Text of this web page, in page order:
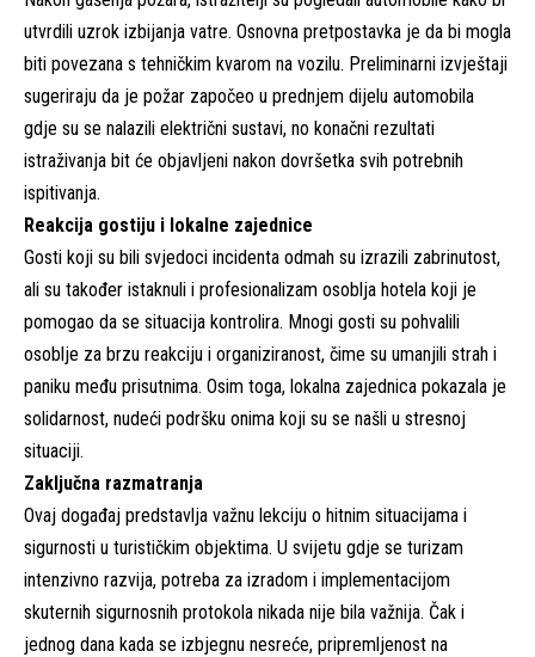
utvrdili uzrok izbijanja vatre. Osnovna pretpostavka je da bi mogla
biti povezana s tehničkim kvarom na vozilu. Preliminarni izvještaji
sugeriraju da je požar započeo u prednjem dijelu automobila
gdje su se nalazili električni sustavi, no konačni rezultati
istraživanja bit će objavljeni nakon dovršetka svih potrebnih
ispitivanja.
Reakcija gostiju i lokalne zajednice
Gosti koji su bili svjedoci incidenta odmah su izrazili zabrinutost,
ali su također istaknuli i profesionalizam osoblja hotela koji je
pomogao da se situacija kontrolira. Mnogi gosti su pohvalili
osoblje za brzu reakciju i organiziranost, čime su umanjili strah i
paniku među prisutnima. Osim toga, lokalna zajednica pokazala je
solidarnost, nudeći podršku onima koji su se našli u stresnoj
situaciji.
Zaključna razmatranja
Ovaj događaj predstavlja važnu lekciju o hitnim situacijama i
sigurnosti u turističkim objektima. U svijetu gdje se turizam
intenzivno razvija, potreba za izradom i implementacijom
skuternih sigurnosnih protokola nikada nije bila važnija. Čak i
jednog dana kada se izbjegnu nesreće, pripremljenost na